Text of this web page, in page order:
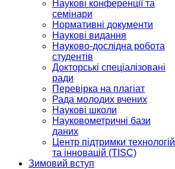
Наукові конференції та
семінари
Нормативні документи
Наукові видання
Науково-дослідна робота
студентів
Докторські спеціалізовані
ради
Перевірка на плагіат
Рада молодих вчених
Наукові школи
Науковометричні бази
даних
Центр підтримки технологій
та інновацій (TISC)
Зимовий вступ